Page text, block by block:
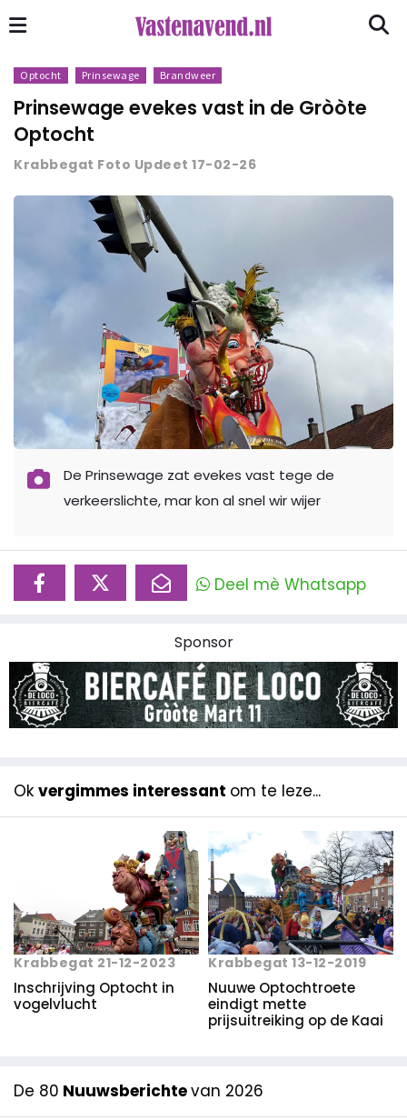
Optocht Prinsewage Brandweer
Prinsewage evekes vast in de Gròòte
Optocht
Krabbegat Foto Updeet 17-02-26
De Prinsewage zat evekes vast tege de
verkeerslichte, mar kon al snel wir wijer
Deel mè Whatsapp
Sponsor
Ok vergimmes interessant om te leze...
Krabbegat 21-12-2023
Inschrijving Optocht in
vogelvlucht
Krabbegat 13-12-2019
Nuuwe Optochtroete
eindigt mette
prijsuitreiking op de Kaai
De 80 Nuuwsberichtevan 2026